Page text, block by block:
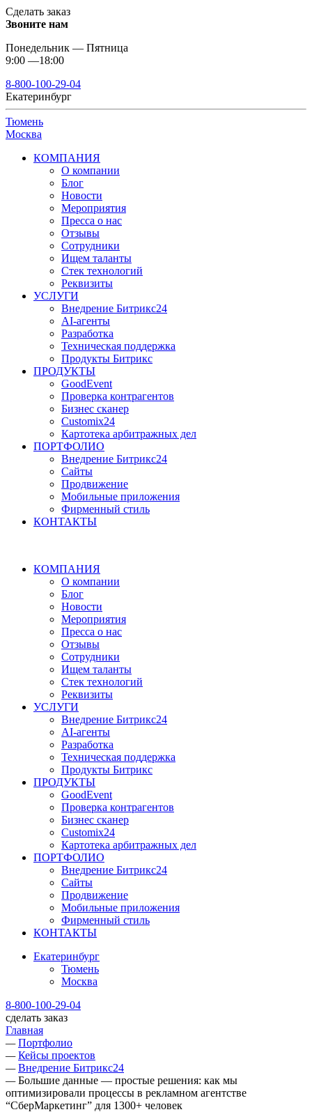
Сделать заказ
Звоните нам
Понедельник — Пятница
9:00 —18:00
8-800-100-29-04
Екатеринбург
Тюмень
Москва
КОМПАНИЯ
О компании
Блог
Новости
Мероприятия
Пресса о нас
Отзывы
Сотрудники
Ищем таланты
Стек технологий
Реквизиты
УСЛУГИ
Внедрение Битрикс24
AI-агенты
Разработка
Техническая поддержка
Продукты Битрикс
ПРОДУКТЫ
GoodEvent
Проверка контрагентов
Бизнес сканер
Customix24
Картотека арбитражных дел
ПОРТФОЛИО
Внедрение Битрикс24
Сайты
Продвижение
Мобильные приложения
Фирменный стиль
КОНТАКТЫ
КОМПАНИЯ
О компании
Блог
Новости
Мероприятия
Пресса о нас
Отзывы
Сотрудники
Ищем таланты
Стек технологий
Реквизиты
УСЛУГИ
Внедрение Битрикс24
AI-агенты
Разработка
Техническая поддержка
Продукты Битрикс
ПРОДУКТЫ
GoodEvent
Проверка контрагентов
Бизнес сканер
Customix24
Картотека арбитражных дел
ПОРТФОЛИО
Внедрение Битрикс24
Сайты
Продвижение
Мобильные приложения
Фирменный стиль
КОНТАКТЫ
Екатеринбург
Тюмень
Москва
8-800-100-29-04
сделать заказ
Главная
— Портфолио
— Кейсы проектов
— Внедрение Битрикс24
— Большие данные — простые решения: как мы
оптимизировали процессы в рекламном агентстве
“СберМаркетинг” для 1300+ человек